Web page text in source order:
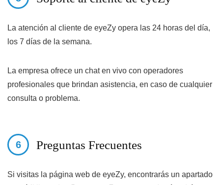
La atención al cliente de eyeZy opera las 24 horas del día,
los 7 días de la semana.
La empresa ofrece un chat en vivo con operadores
profesionales que brindan asistencia, en caso de cualquier
consulta o problema.
Preguntas Frecuentes
Si visitas la página web de eyeZy, encontrarás un apartado